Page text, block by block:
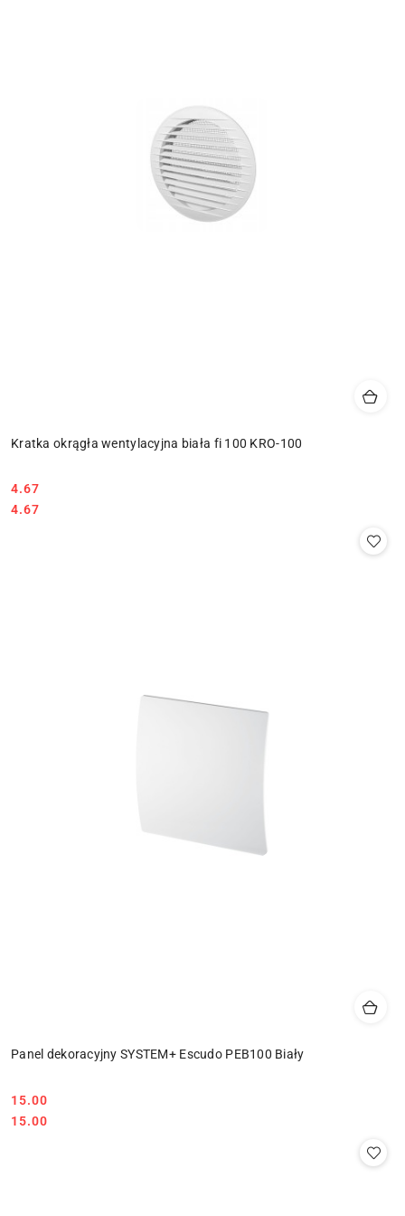
Kratka okrągła wentylacyjna biała fi 100 KRO-100
Cena:
4.67
Cena:
4.67
Panel dekoracyjny SYSTEM+ Escudo PEB100 Biały
Cena:
15.00
Cena:
15.00